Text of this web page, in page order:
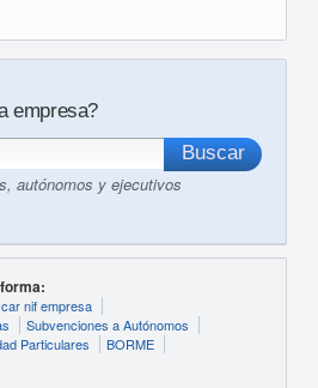
empresa?
autónomos y ejecutivos
nif empresa
Subvenciones a Autónomos
Particulares
BORME